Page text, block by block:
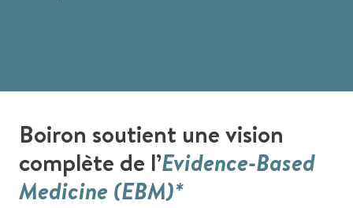
Boiron soutient une vision
complète de l’Evidence-Based
Medicine (EBM)*